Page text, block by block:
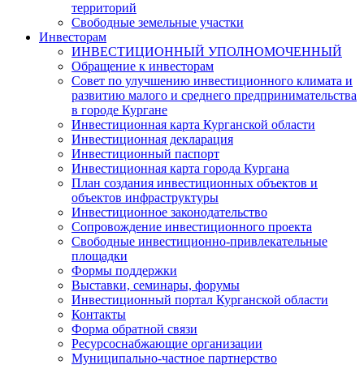
территорий
Свободные земельные участки
Инвесторам
ИНВЕСТИЦИОННЫЙ УПОЛНОМОЧЕННЫЙ
Обращение к инвесторам
Совет по улучшению инвестиционного климата и
развитию малого и среднего предпринимательства
в городе Кургане
Инвестиционная карта Курганской области
Инвестиционная декларация
Инвестиционный паспорт
Инвестиционная карта города Кургана
План создания инвестиционных объектов и
объектов инфраструктуры
Инвестиционное законодательство
Сопровождение инвестиционного проекта
Свободные инвестиционно-привлекательные
площадки
Формы поддержки
Выставки, семинары, форумы
Инвестиционный портал Курганской области
Контакты
Форма обратной связи
Ресурсоснабжающие организации
Муниципально-частное партнерство